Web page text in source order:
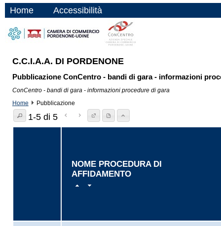
Home Accessibilità
C.C.I.A.A. DI PORDENONE
Pubblicazione ConCentro - bandi di gara - informazioni
ConCentro - bandi di gara - informazioni procedure di gara
Home
Pubblicazione
1-5 di 5
NOME PROCEDURA DI
AFFIDAMENTO